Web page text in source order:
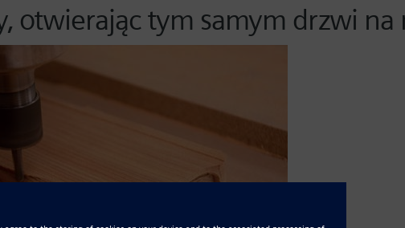
otwierając tym samym drzwi